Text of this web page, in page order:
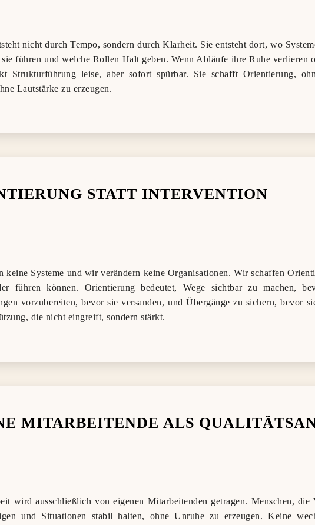
nicht durch Tempo, sondern durch Klarheit. Sie entsteht dort, wo
führen und welche Rollen Halt geben. Wenn Abläufe ihre Ruhe verlieren
Strukturführung leise, aber sofort spürbar. Sie schafft Orientierung,
Lautstärke zu erzeugen.
STATT INTERVENTION
keine Systeme und wir verändern keine Organisationen. Wir schaffen
führen können. Orientierung bedeutet, Wege sichtbar zu machen,
vorzubereiten, bevor sie versanden, und Übergänge zu sichern, bevor
die nicht eingreift, sondern stärkt.
MITARBEITENDE ALS
wird ausschließlich von eigenen Mitarbeitenden getragen. Menschen, die
und Situationen stabil halten, ohne Unruhe zu erzeugen. Keine